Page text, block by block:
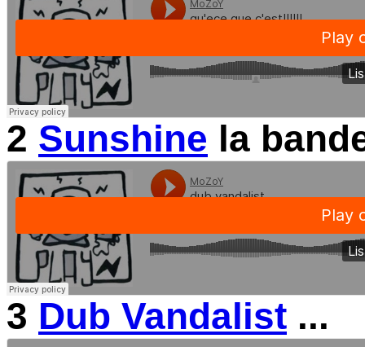
2 Sunshine la
3 Dub Vandalist ...